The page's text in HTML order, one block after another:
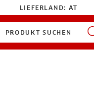
LIEFERLAND: AT